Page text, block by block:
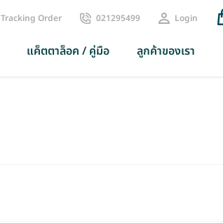
Tracking Order 021295499 Login
แค็ตตาล็อค / คู่มือ ลูกค้าของเรา